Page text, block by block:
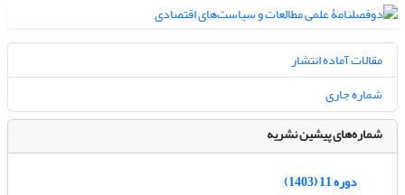
مقالات آماده انتشار
شماره جاری
شماره‌های پیشین نشریه
دوره 11 (1403)